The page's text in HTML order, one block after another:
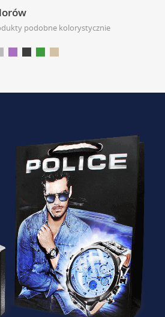
podobne kolorystycznie